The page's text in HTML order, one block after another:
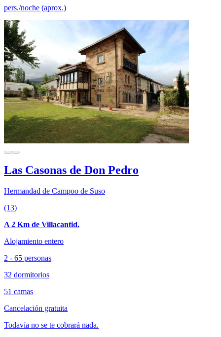
pers./noche (aprox.)
Las Casonas de Don Pedro
Hermandad de Campoo de Suso
(13)
A 2 Km de Villacantid.
Alojamiento entero
2 - 65 personas
32 dormitorios
51 camas
Cancelación gratuita
Todavía no se te cobrará nada.